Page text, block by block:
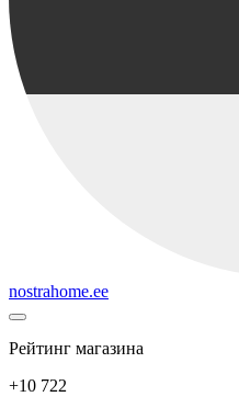
nostrahome.ee
Рейтинг магазина
+10 722